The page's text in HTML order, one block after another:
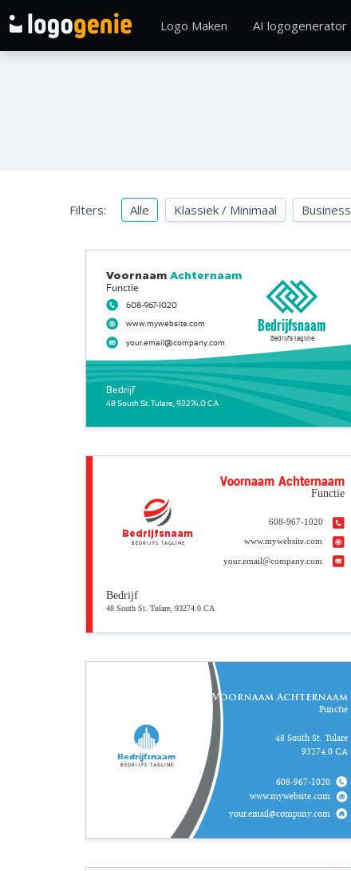
Logo Maken AI logogenerator
Filters: Alle Klassiek / Minimaal Business
48 South St. Tulare, 93274.0 CA
Bedrijf
608-967-1020
www.mywebsite.com
your.email@company.com
Functie
Voornaam Achternaam
Bedrijfsnaam
Bedrijfs tagline
Bedrijf
48 South St. Tulare, 93274.0 CA
www.mywebsite.com
your.email@company.com
Functie
608-967-1020
Voornaam Achternaam
Bedrijfsnaam
Bedrijfs tagline
Functie
Voornaam Achternaam
608-967-1020
www.mywebsite.com
your.email@company.com
48 South St. Tulare
93274.0 CA
Bedrijfsnaam
Bedrijfs tagline